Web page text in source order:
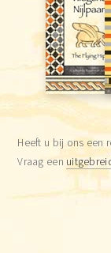
Heeft u bij ons een
Vraag een